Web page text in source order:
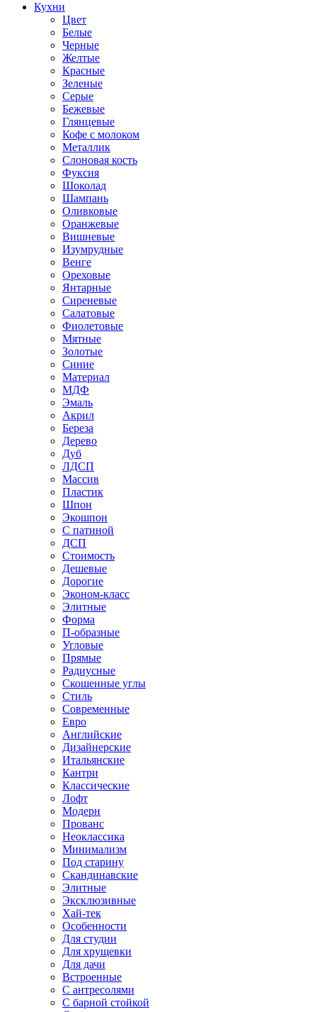
Кухни
Цвет
Белые
Черные
Желтые
Красные
Зеленые
Серые
Бежевые
Глянцевые
Кофе с молоком
Металлик
Слоновая кость
Фуксия
Шоколад
Шампань
Оливковые
Оранжевые
Вишневые
Изумрудные
Венге
Ореховые
Янтарные
Сиреневые
Салатовые
Фиолетовые
Мятные
Золотые
Синие
Материал
МДФ
Эмаль
Акрил
Береза
Дерево
Дуб
ЛДСП
Массив
Пластик
Шпон
Экошпон
С патиной
ДСП
Стоимость
Дешевые
Дорогие
Эконом-класс
Элитные
Форма
П-образные
Угловые
Прямые
Радиусные
Скошенные углы
Стиль
Современные
Евро
Английские
Дизайнерские
Итальянские
Кантри
Классические
Лофт
Модерн
Прованс
Неоклассика
Минимализм
Под старину
Скандинавские
Элитные
Эксклюзивные
Хай-тек
Особенности
Для студии
Для хрущевки
Для дачи
Встроенные
С антресолями
С барной стойкой